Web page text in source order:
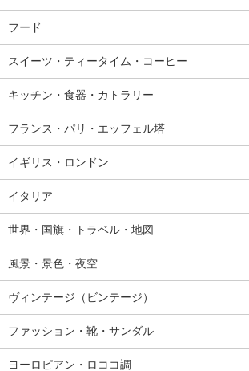
フード
スイーツ・ティータイム・コーヒー
キッチン・食器・カトラリー
フランス・パリ・エッフェル塔
イギリス・ロンドン
イタリア
世界・国旗・トラベル・地図
風景・景色・夜空
ヴィンテージ（ビンテージ）
ファッション・靴・サンダル
ヨーロピアン・ロココ調